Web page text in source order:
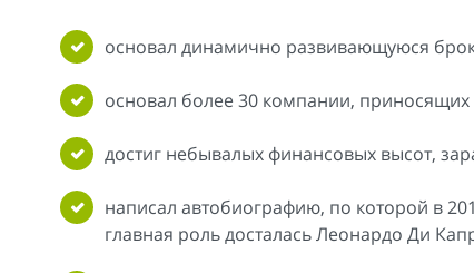
основал динамично развивающуюся
основал более 30 компании,
достиг небывалых финансовых высот,
написал автобиографию, по которой в
главная роль досталась Леонардо Ди